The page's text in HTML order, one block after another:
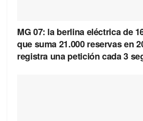
MG 07: la berlina eléctrica de
que suma 21.000 reservas en
registra una petición cada 3